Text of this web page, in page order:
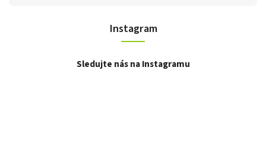
Instagram
Sledujte nás na Instagramu